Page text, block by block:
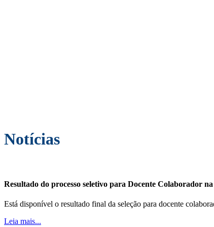
Notícias
Resultado do processo seletivo para Docente Colaborador
Está disponível o resultado final da seleção para docente
Leia mais...